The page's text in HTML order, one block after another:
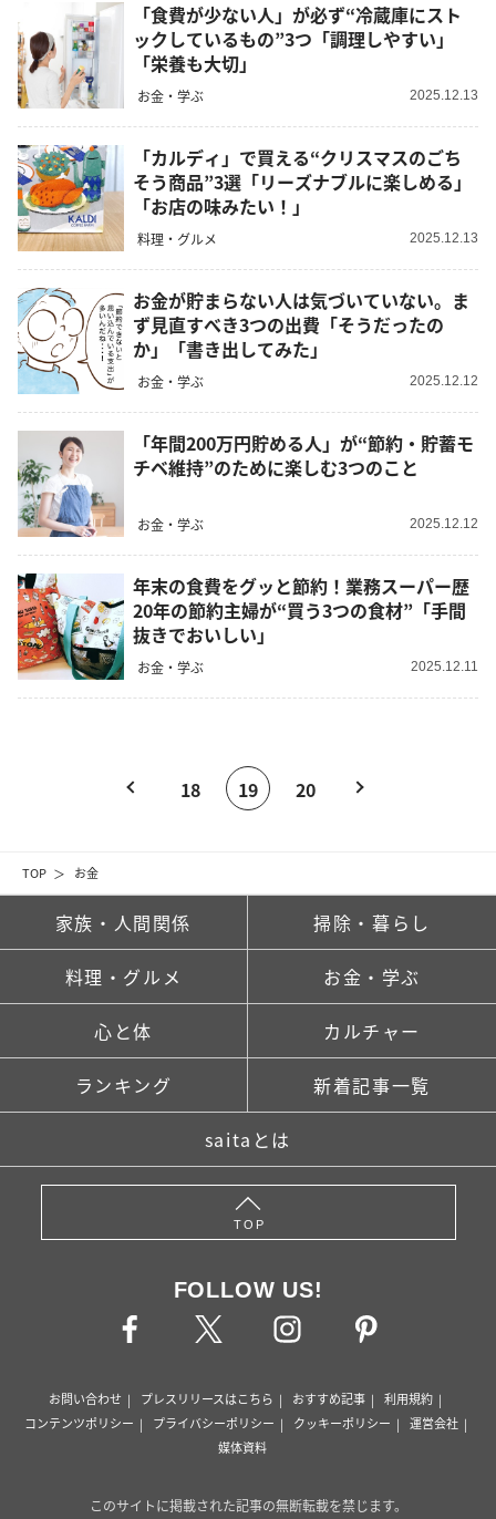
TOP お金
「食費が少ない人」が必ず“冷蔵庫にスト
ックしているもの”3つ「調理しやすい」
「栄養も大切」
お金・学ぶ 2025.12.13
「カルディ」で買える“クリスマスのごち
そう商品”3選「リーズナブルに楽しめる」
「お店の味みたい！」
料理・グルメ 2025.12.13
お金が貯まらない人は気づいていない。ま
ず見直すべき3つの出費「そうだったの
か」「書き出してみた」
お金・学ぶ 2025.12.12
「年間200万円貯める人」が“節約・貯蓄モ
チベ維持”のために楽しむ3つのこと
お金・学ぶ 2025.12.12
年末の食費をグッと節約！業務スーパー歴
20年の節約主婦が“買う3つの食材”「手間
抜きでおいしい」
お金・学ぶ 2025.12.11
18 19 20
家族・人間関係 掃除・暮らし
料理・グルメ お金・学ぶ
心と体 カルチャー
ランキング 新着記事一覧
saitaとは
TOP
FOLLOW US!
お問い合わせ プレスリリースはこちら おすすめ記事
利用規約
コンテンツポリシー
プライバシーポリシー クッキーポリシー
運営会社
媒体資料
このサイトに掲載された記事の無断転載を禁じます。